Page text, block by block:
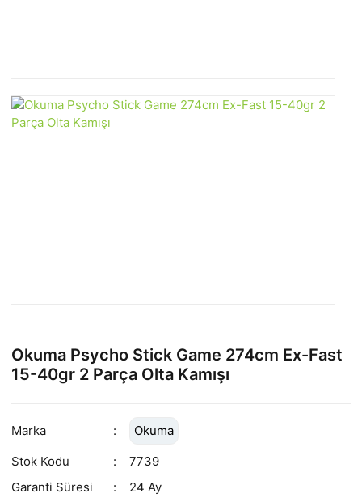
Okuma Psycho Stick Game 274cm Ex-Fast
15-40gr 2 Parça Olta Kamışı
Marka
Okuma
Stok Kodu
7739
Garanti Süresi
24 Ay